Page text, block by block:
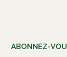
ABONNEZ-